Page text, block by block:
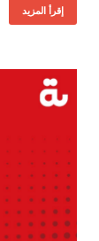
إقرأ المزيد